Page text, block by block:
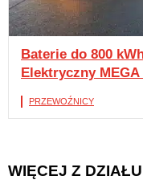
Baterie do 800
Elektryczny
PRZEWOŹNICY
WIĘCEJ Z